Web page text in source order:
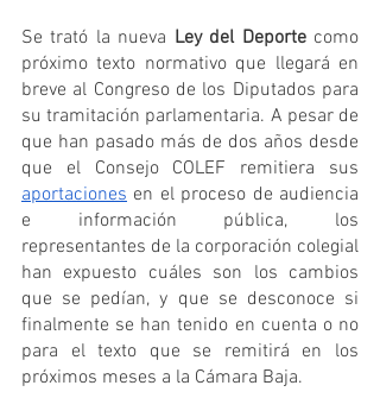
Se trató la nueva Ley del Deporte como
próximo texto normativo que llegará en
breve al Congreso de los Diputados para
su tramitación parlamentaria. A pesar de
que han pasado más de dos años desde
aportaciones en el proceso de audiencia
e información pública, los
representantes de la corporación colegial
han expuesto cuáles son los cambios
que se pedían, y que se desconoce si
finalmente se han tenido en cuenta o no
para el texto que se remitirá en los
próximos meses a la Cámara Baja.